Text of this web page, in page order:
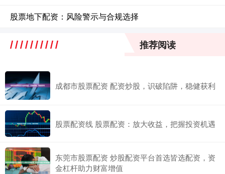
股票地下配资：风险警示与合规选择
推荐阅读
成都市股票配资 配资炒股，识破陷阱，稳健获利
股票配资线 股票配资：放大收益，把握投资机遇
东莞市股票配资 炒股配资平台首选皆选配资，资
金杠杆助力财富增值